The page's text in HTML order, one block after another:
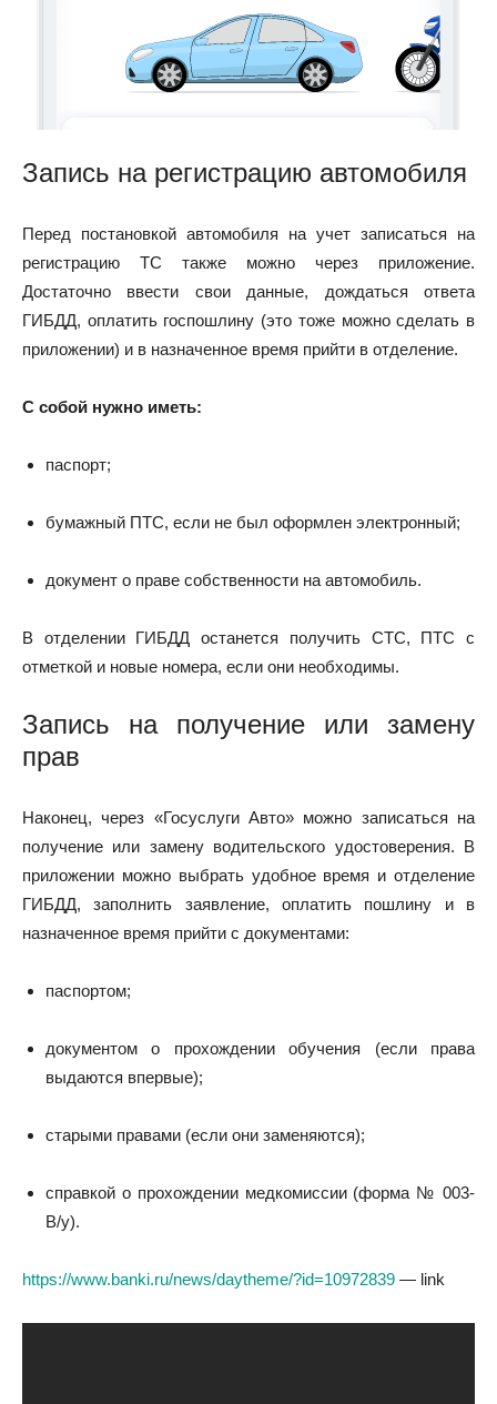
Запись на регистрацию автомобиля
Перед постановкой автомобиля на учет записаться на
регистрацию ТС также можно через приложение.
Достаточно ввести свои данные, дождаться ответа
ГИБДД, оплатить госпошлину (это тоже можно сделать в
приложении) и в назначенное время прийти в отделение.
С собой нужно иметь:
паспорт;
бумажный ПТС, если не был оформлен электронный;
документ о праве собственности на автомобиль.
В отделении ГИБДД останется получить СТС, ПТС с
отметкой и новые номера, если они необходимы.
Запись на получение или замену
прав
Наконец, через «Госуслуги Авто» можно записаться на
получение или замену водительского удостоверения. В
приложении можно выбрать удобное время и отделение
ГИБДД, заполнить заявление, оплатить пошлину и в
назначенное время прийти с документами:
паспортом;
документом о прохождении обучения (если права
выдаются впервые);
старыми правами (если они заменяются);
справкой о прохождении медкомиссии (форма № 003-
В/у).
https://www.banki.ru/news/daytheme/?id=10972839 — link